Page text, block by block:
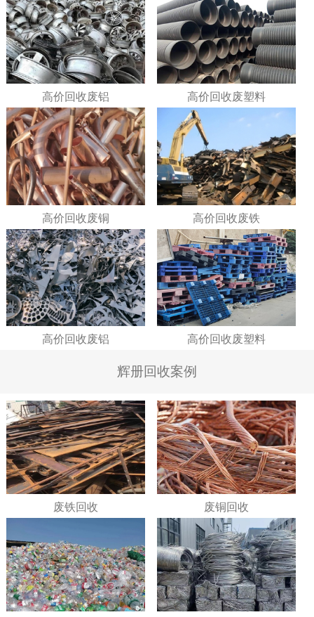
高价回收废铝 高价回收废塑料
高价回收废铜 高价回收废铁
高价回收废铝 高价回收废塑料
辉册回收案例
废铁回收 废铜回收